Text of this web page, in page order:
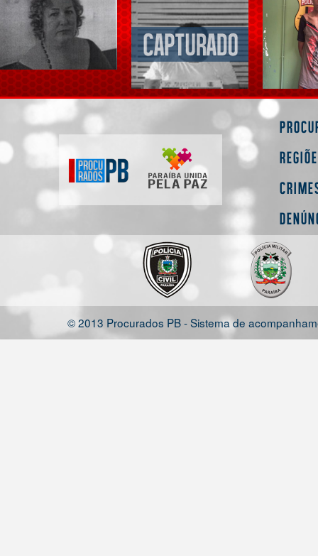
© 2013 Procurados PB - Sistema de